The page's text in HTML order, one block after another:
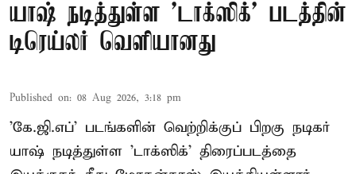
யாஷ் நடித்துள்ள 'டாக்‌ஸிக்' படத்தின்
டிரெய்லர் வெளியானது
Published on: 08 Aug 2026, 3:18 pm
'கே.ஜி.எப்' படங்களின் வெற்றிக்குப் பிறகு நடிகர்
யாஷ் நடித்துள்ள 'டாக்ஸிக்' திரைப்படத்தை